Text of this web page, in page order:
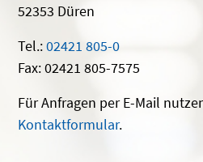
52353 Düren
Tel.:02421 805-0
Fax: 02421 805-7575
Für Anfragen per E-Mail
Kontaktformular.